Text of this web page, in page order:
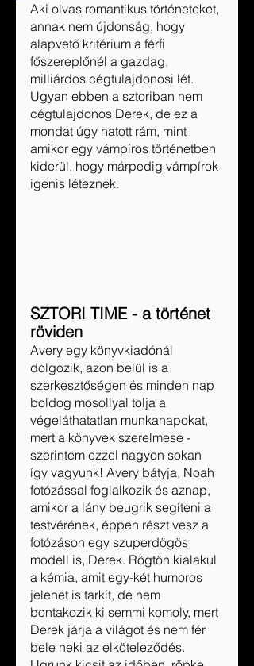
Aki olvas romantikus történeteket,
annak nem újdonság, hogy
alapvető kritérium a férfi
főszereplőnél a gazdag,
milliárdos cégtulajdonosi lét.
Ugyan ebben a sztoriban nem
cégtulajdonos Derek, de ez a
mondat úgy hatott rám, mint
amikor egy vámpíros történetben
kiderül, hogy márpedig vámpírok
igenis léteznek.
SZTORI TIME - a történet
röviden
Avery egy könyvkiadónál
dolgozik, azon belül is a
szerkesztőségen és minden nap
boldog mosollyal tolja a
végeláthatatlan munkanapokat,
mert a könyvek szerelmese -
szerintem ezzel nagyon sokan
így vagyunk! Avery bátyja, Noah
fotózással foglalkozik és aznap,
amikor a lány beugrik segíteni a
testvérének, éppen részt vesz a
fotózáson egy szuperdögös
modell is, Derek. Rögtön kialakul
a kémia, amit egy-két humoros
jelenet is tarkít, de nem
bontakozik ki semmi komoly, mert
Derek járja a világot és nem fér
bele neki az elköteleződés.